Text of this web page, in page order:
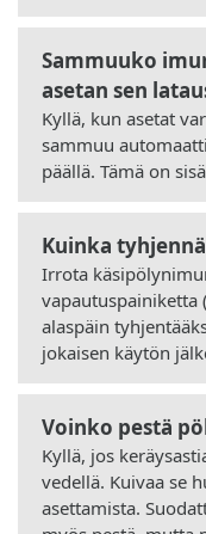
Sammuuko
asetan sen
Kyllä, kun asetat
sammuu
päällä. Tämä on
Kuinka
Irrota
vapautuspainiketta
alaspäin
jokaisen käytön
Voinko pestä
Kyllä, jos
vedellä. Kuivaa se
asettamista.